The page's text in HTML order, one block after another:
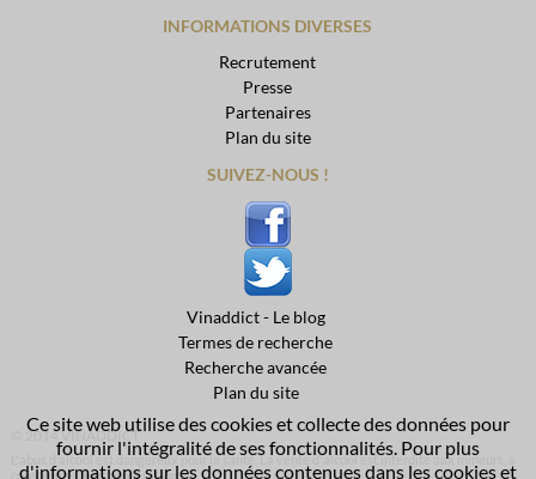
INFORMATIONS DIVERSES
Recrutement
Presse
Partenaires
Plan du site
SUIVEZ-NOUS !
Vinaddict - Le blog
Termes de recherche
Recherche avancée
Plan du site
© 2014 VINADDICT
L'abus d’alcool est dangereux pour la santé. La vente d'alcool est interdite aux mineurs, à
consommer avec modération.
Ce site web utilise des cookies et collecte des données pour
fournir l'intégralité de ses fonctionnalités. Pour plus
d'informations sur les données contenues dans les cookies et